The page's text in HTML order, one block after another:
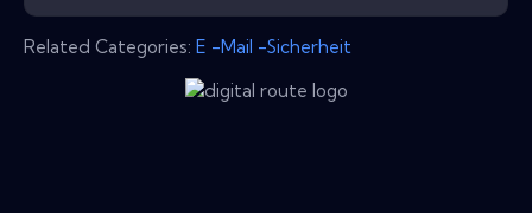
Related Categories: E -Mail -Sicherheit